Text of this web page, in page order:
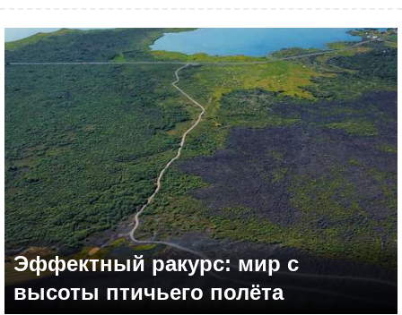
+11
Эффектный ракурс: мир с
высоты птичьего полёта